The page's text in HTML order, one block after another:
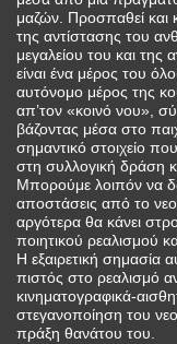
μαζών. Προσπαθεί και
της αντίστασης του
μεγαλείου του και
είναι ένα μέρος του
αυτόνομο μέρος της
απ’τον «κοινό νου»,
βάζοντας μέσα στο
σημαντικό στοιχείο
στη συλλογική δράση
Μπορούμε λοιπόν να
αποστάσεις από το
αργότερα θα κάνει
ποιητικού ρεαλισμού
Η εξαιρετική σημασία
πιστός στο ρεαλισμό
κινηματογραφικά-
στεγανοποίηση του
πράξη θανάτου του.